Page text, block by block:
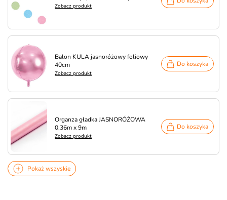
Zobacz produkt
Balon KULA jasnoróżowy foliowy
40cm
Zobacz produkt
Do koszyka
Organza gładka JASNORÓŻOWA
0,36m x 9m
Zobacz produkt
Do koszyka
Pokaż wszyskie